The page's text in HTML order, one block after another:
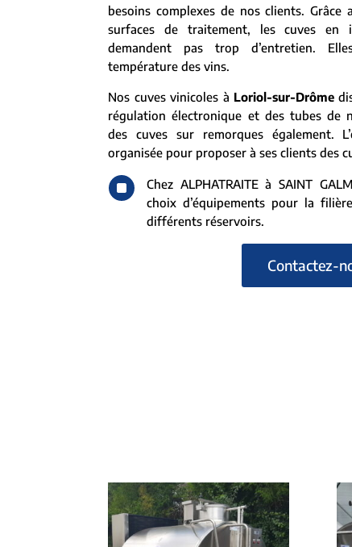
besoins complexes de nos clients.
surfaces de traitement, les cuves en
demandent pas trop d’entretien.
température des vins.
Nos cuves vinicoles à Loriol-sur-Drôme
régulation électronique et des tubes de
des cuves sur remorques également.
organisée pour proposer à ses clients des
^
Chez ALPHATRAITE à SAINT
choix d’équipements pour la
différents réservoirs.
Contactez-